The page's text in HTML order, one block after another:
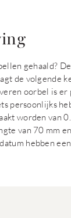
gehaald?
de volgende
oorbel is
persoonlijks
worden van
van 70 mm
hebben